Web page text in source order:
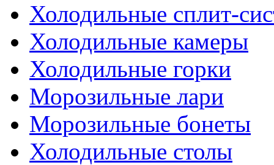
Холодильные сплит-
Холодильные камеры
Холодильные горки
Морозильные лари
Морозильные бонеты
Холодильные столы